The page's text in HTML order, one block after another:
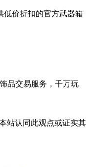
低价折扣的官方武器箱
品交易服务，千万玩
站认同此观点或证实其